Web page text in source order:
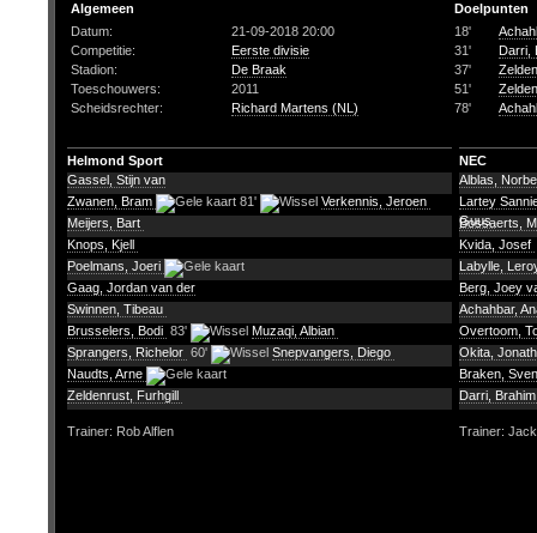
Algemeen
Datum:
21-09-2018 20:00
Competitie:
Eerste divisie
Stadion:
De Braak
Toeschouwers:
2011
Scheidsrechter:
Richard Martens (NL)
Doelpunten
18'
31'
Darri,
37'
51'
78'
Helmond Sport
NEC
Gassel, Stijn van
Zwanen, Bram
81'
Verkennis, Jeroen
Meijers, Bart
Knops, Kjell
Poelmans, Joeri
Gaag, Jordan van der
Swinnen, Tibeau
Brusselers, Bodi 83'
Muzaqi, Albian
Sprangers, Richelor 60'
Snepvangers, Diego
Naudts, Arne
Zeldenrust, Furhgill
Alblas,
Lartey
Guus
Bossaerts,
Kvida, Josef
Labylle,
Berg, Joey
Achahbar,
Overtoom,
Okita,
Braken,
Darri,
Trainer: Rob Alflen Trainer: